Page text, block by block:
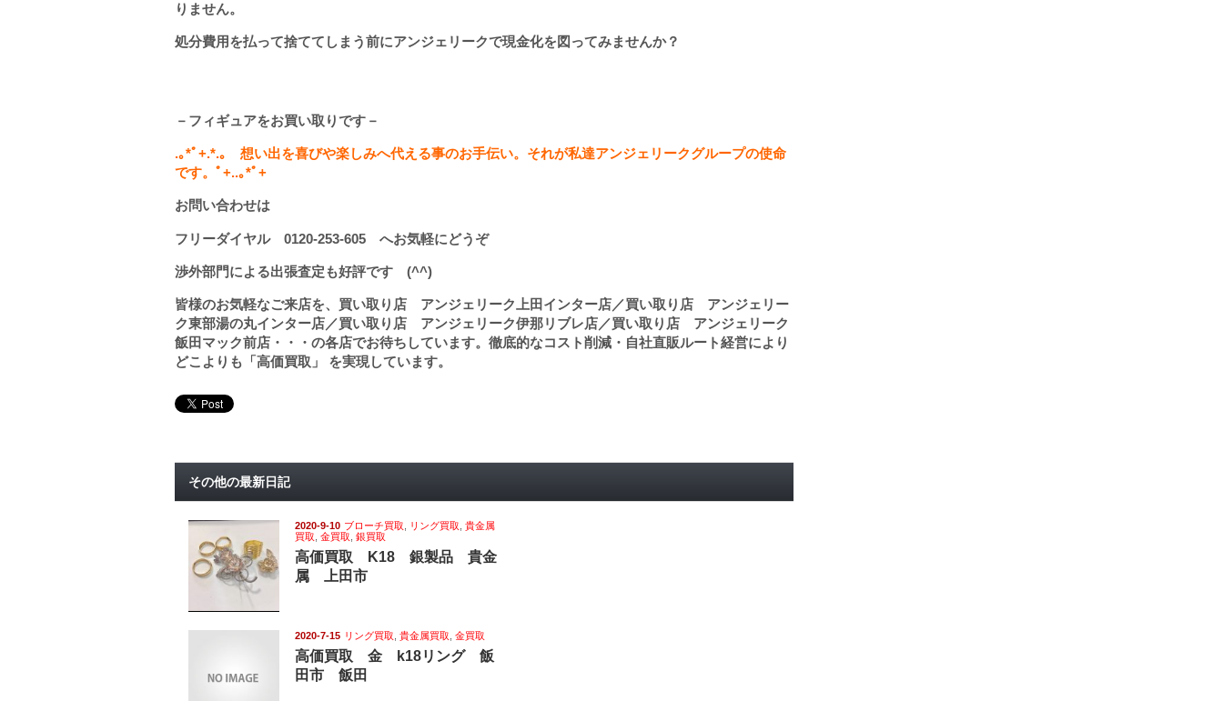
りません。
処分費用を払って捨ててしまう前にアンジェリークで現金化を図ってみませんか？
－フィギュアをお買い取りです－
.｡*ﾟ+.*.｡ 想い出を喜びや楽しみへ代える事のお手伝い。それが私達アンジェリークグループの使命
です。ﾟ+..｡*ﾟ+
お問い合わせは
フリーダイヤル 0120-253-605 へお気軽にどうぞ
渉外部門による出張査定も好評です (^^)
皆様のお気軽なご来店を、買い取り店 アンジェリーク上田インター店／買い取り店 アンジェリー
ク東部湯の丸インター店／買い取り店 アンジェリーク伊那リブレ店／買い取り店 アンジェリーク
飯田マック前店・・・の各店でお待ちしています。徹底的なコスト削減・自社直販ルート経営により
どこよりも「高価買取」 を実現しています。
その他の最新日記
2020-9-10 ブローチ買取 リング買取 貴金属
買取 金買取 銀買取
高価買取 K18 銀製品 貴金
属 上田市
2020-7-15 リング買取 貴金属買取 金買取
高価買取 金 k18リング 飯
田市 飯田